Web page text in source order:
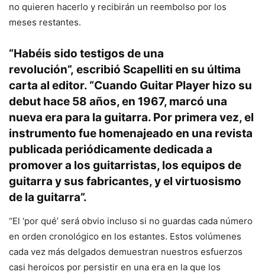
no quieren hacerlo y recibirán un reembolso por los
meses restantes.
“Habéis sido testigos de una
revolución”, escribió Scapelliti en su última
carta al editor. “Cuando Guitar Player hizo su
debut hace 58 años, en 1967, marcó una
nueva era para la guitarra. Por primera vez, el
instrumento fue homenajeado en una revista
publicada periódicamente dedicada a
promover a los guitarristas, los equipos de
guitarra y sus fabricantes, y el virtuosismo
de la guitarra”.
“El ‘por qué’ será obvio incluso si no guardas cada número
en orden cronológico en los estantes. Estos volúmenes
cada vez más delgados demuestran nuestros esfuerzos
casi heroicos por persistir en una era en la que los